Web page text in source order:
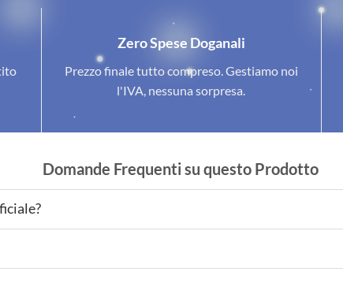
Zero Spese Doganali
Prezzo finale tutto compreso. Gestiamo noi
l'IVA, nessuna sorpresa.
Domande Frequenti su questo Prodotto